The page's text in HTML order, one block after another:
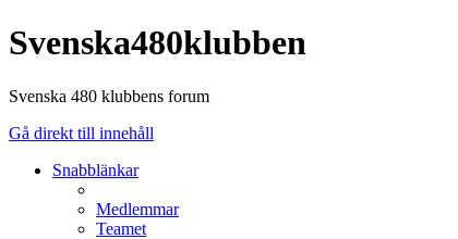
Svenska480klubben
Svenska 480 klubbens forum
Gå direkt till innehåll
Snabblänkar
Medlemmar
Teamet